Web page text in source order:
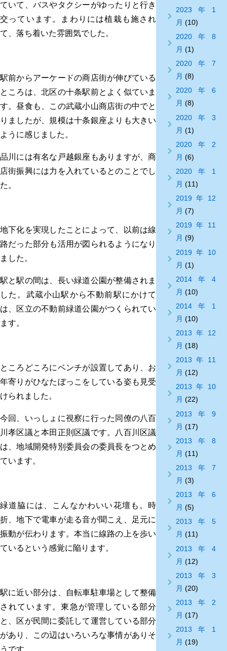
ていて、バスやタクシーがゆったりと行き
交っています。まわりには植栽も施され
て、落ち着いた雰囲気でした。
駅前からアーケードの商店街が伸びている
ところは、北区の十条駅前とよく似ていま
す。昼食も、この武蔵小山商店街の中でと
りましたが、規模は十条銀座よりも大きい
ように感じました。
品川には有名な戸越銀座もありますが、商
店街振興には力を入れているとのことでし
た。
地下化を実現したことによって、以前は線
路だった部分も活用が図られるようになり
ました。
駅と駅の間は、長い緑道公園が整備されま
した。武蔵小山駅から不動前駅にかけて
は、区立の不動前緑道公園がつくられてい
ます。
ところどころにベンチが設置してあり、お
年寄りがひなたぼっこをしている姿も見受
けられました。
今回、いっしょに視察に行った同僚の八百
川孝区議と本田正則区議です。八百川区議
は、地域開発特別委員会の委員長をつとめ
ています。
緑道脇には、こんなかわいい花壇も。時
折、地下で電車が走る音が聞こえ、足元に
振動が伝わります。本当に線路の上を歩い
ているという感覚に陥ります。
駅に近い部分は、自転車駐車場として整備
されています。東急が管理している部分
と、区が民間に委託して運営している部分
があり、この辺はいろいろな事情がありそ
うです。
2023年1
月 (10)
2020年8
月 (1)
2020年7
月 (8)
2020年6
月 (8)
2020年3
月 (1)
2020年2
月 (6)
2020年1
月 (11)
2019年12
月 (7)
2019年11
月 (9)
2019年10
月 (1)
2014年4
月 (10)
2014年1
月 (10)
2013年12
月 (18)
2013年11
月 (12)
2013年10
月 (22)
2013年9
月 (17)
2013年8
月 (11)
2013年7
月 (3)
2013年6
月 (5)
2013年5
月 (11)
2013年4
月 (12)
2013年3
月 (20)
2013年2
月 (17)
2013年1
月 (19)